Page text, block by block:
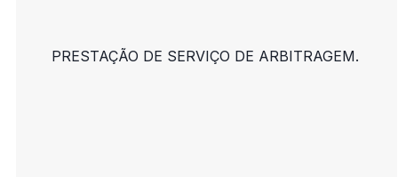
PRESTAÇÃO DE SERVIÇO DE ARBITRAGEM.